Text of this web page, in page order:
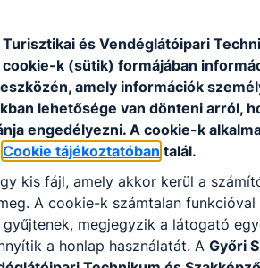
beszámítására, és ezáltal a képzési
szolgáltatások
szolgáltatás,
vendéglátás
Turisztikai és Vendéglátóipari
cookie-k (sütik) formájában
amely információk
lehetősége van dönteni arról,
engedélyezni. A cookie-k
Cookie tájékoztatóban talál.
kis fájl, amely akkor kerül a
A cookie-k számtalan funkcióval
megjegyzik a látogató
a honlap használatát. A Győri